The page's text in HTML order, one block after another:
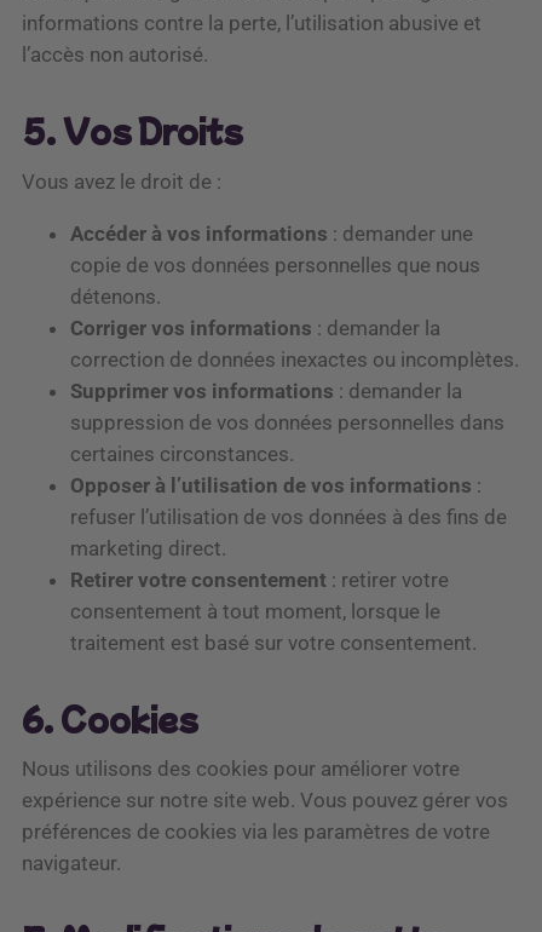
informations contre la perte, l’utilisation abusive et
l’accès non autorisé.
5. Vos Droits
Vous avez le droit de :
Accéder à vos informations : demander une
copie de vos données personnelles que nous
détenons.
Corriger vos informations : demander la
correction de données inexactes ou incomplètes.
Supprimer vos informations : demander la
suppression de vos données personnelles dans
certaines circonstances.
Opposer à l’utilisation de vos informations :
refuser l’utilisation de vos données à des fins de
marketing direct.
Retirer votre consentement : retirer votre
consentement à tout moment, lorsque le
traitement est basé sur votre consentement.
6. Cookies
Nous utilisons des cookies pour améliorer votre
expérience sur notre site web. Vous pouvez gérer vos
préférences de cookies via les paramètres de votre
navigateur.